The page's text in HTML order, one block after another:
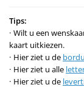
Tips:
Wilt u een
kaart uitkiezen.
Hier ziet u de
Hier ziet u alle
Hier ziet u de